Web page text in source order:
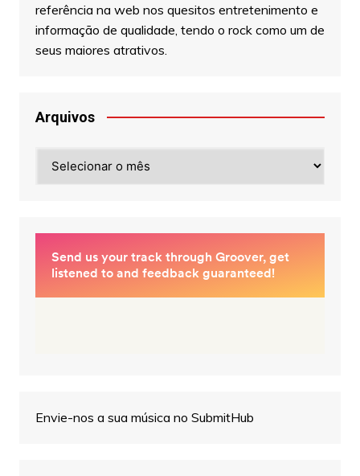
referência na web nos quesitos entretenimento e
informação de qualidade, tendo o rock como um de
seus maiores atrativos.
Arquivos
Envie-nos a sua música no SubmitHub